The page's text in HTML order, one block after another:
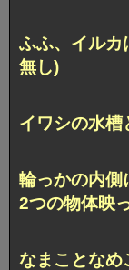
ふふ、イル
無し)
イワシの水
輪っかの内側
2つの物体映
なまことな